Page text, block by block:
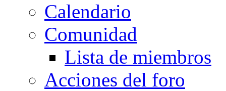
Calendario
Comunidad
Lista de miembros
Acciones del foro